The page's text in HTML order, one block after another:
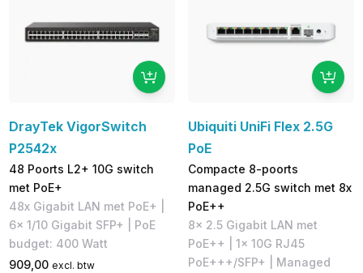
DrayTek VigorSwitch
P2542x
48 Poorts L2+ 10G switch
met PoE+
48x Gigabit LAN met PoE+ |
6x 1/10 Gigabit SFP+ | PoE
budget: 400 Watt
909,00 excl. btw
Ubiquiti UniFi Flex 2.5G
PoE
Compacte 8-poorts
managed 2.5G switch met 8x
PoE++
8x 2.5 Gigabit LAN met
PoE++ | 1x 10G RJ45
PoE+++/SFP+ | Managed